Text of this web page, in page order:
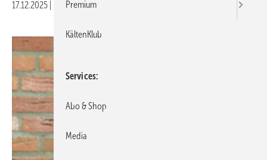
17.12.2025 Druckvorschau
Premium
KältenKlub
Services
Abo & Shop
Media